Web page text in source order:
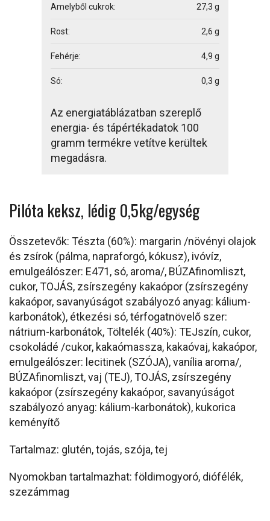
Amelyből cukrok: 27,3 g
Rost: 2,6 g
Fehérje: 4,9 g
Só: 0,3 g
Az energiatáblázatban szereplő
energia- és tápértékadatok 100
gramm termékre vetítve kerültek
megadásra.
Pilóta keksz, lédig 0,5kg/egység
Összetevők: Tészta (60%): margarin /növényi olajok
és zsírok (pálma, napraforgó, kókusz), ivóvíz,
emulgeálószer: E471, só, aroma/, BÚZAfinomliszt,
cukor, TOJÁS, zsírszegény kakaópor (zsírszegény
kakaópor, savanyúságot szabályozó anyag: kálium-
karbonátok), étkezési só, térfogatnövelő szer:
nátrium-karbonátok, Töltelék (40%): TEJszín, cukor,
csokoládé /cukor, kakaómassza, kakaóvaj, kakaópor,
emulgeálószer: lecitinek (SZÓJA), vanília aroma/,
BÚZAfinomliszt, vaj (TEJ), TOJÁS, zsírszegény
kakaópor (zsírszegény kakaópor, savanyúságot
szabályozó anyag: kálium-karbonátok), kukorica
keményítő
Tartalmaz: glutén, tojás, szója, tej
Nyomokban tartalmazhat: földimogyoró, diófélék,
szezámmag